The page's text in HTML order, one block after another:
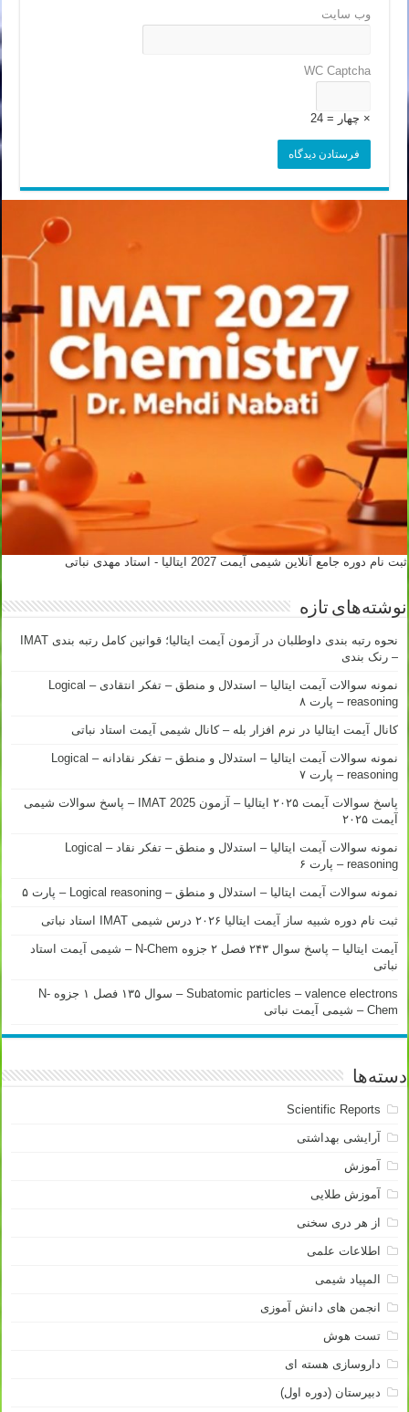
وب‌ سایت
WC Captcha
× چهار = 24
ثبت نام دوره جامع آنلاین شیمی آیمت 2027 ایتالیا - استاد مهدی نباتی
نوشته‌های تازه
نحوه رتبه بندی داوطلبان در آزمون آیمت ایتالیا؛ قوانین کامل رتبه بندی IMAT
– رنک بندی
نمونه سوالات آیمت ایتالیا – استدلال و منطق – تفکر انتقادی – Logical
reasoning – پارت ۸
کانال آیمت ایتالیا در نرم افزار بله – کانال شیمی آیمت استاد نباتی
نمونه سوالات آیمت ایتالیا – استدلال و منطق – تفکر نقادانه – Logical
reasoning – پارت ۷
پاسخ سوالات آیمت ۲۰۲۵ ایتالیا – آزمون IMAT 2025 – پاسخ سوالات شیمی
آیمت ۲۰۲۵
نمونه سوالات آیمت ایتالیا – استدلال و منطق – تفکر نقاد – Logical
reasoning – پارت ۶
نمونه سوالات آیمت ایتالیا – استدلال و منطق – Logical reasoning – پارت ۵
ثبت نام دوره شبیه ساز آیمت ایتالیا ۲۰۲۶ درس شیمی IMAT استاد نباتی
آیمت ایتالیا – پاسخ سوال ۲۴۳ فصل ۲ جزوه N-Chem – شیمی آیمت استاد
نباتی
Subatomic particles – valence electrons – سوال ۱۳۵ فصل ۱ جزوه N-
Chem – شیمی آیمت نباتی
دسته‌ها
Scientific Reports
آرایشی بهداشتی
آموزش
آموزش طلایی
از هر دری سخنی
اطلاعات علمی
المپیاد شیمی
انجمن های دانش آموزی
تست هوش
داروسازی هسته ای
دبیرستان (دوره اول)